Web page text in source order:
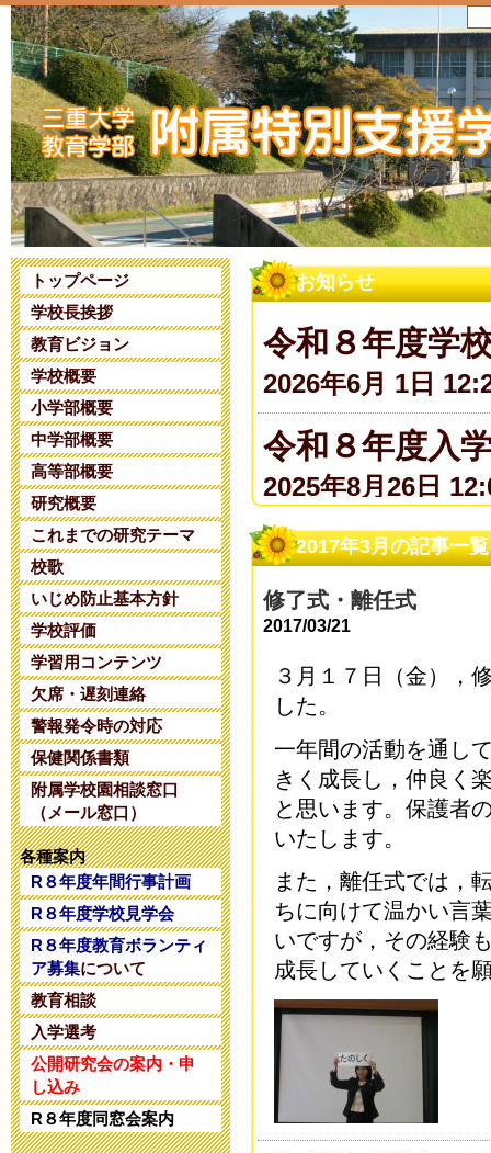
トップページ
学校長挨拶
教育ビジョン
学校概要
小学部概要
中学部概要
高等部概要
研究概要
これまでの研究テーマ
校歌
いじめ防止基本方針
学校評価
学習用コンテンツ
欠席・遅刻連絡
警報発令時の対応
保健関係書類
附属学校園相談窓口
（メール窓口）
各種案内
R８年度年間行事計画
R８年度学校見学会
R８年度教育ボランティ
ア募集について
教育相談
入学選考
公開研究会の案内・申
し込み
R８年度同窓会案内
お知らせ
令和８年度学
2026年6月 1日
令和８年度入
2025年8月26日
夏期コンサル
2025年6月14日
2025年5月28日
令和８年度
2025年5月 1日
令和８年度コ
2025年4月26日
令和7年度学
2025年4月25日
令和5年度 公
2024年1月10日
2017年3月の記事一覧
修了式・離任式
2017/03/21
３月１７日（金），
した。
一年間の活動を通し
きく成長し，仲良く
と思います。保護者
いたします。
また，離任式では，
ちに向けて温かい言
いですが，その経験
成長していくことを